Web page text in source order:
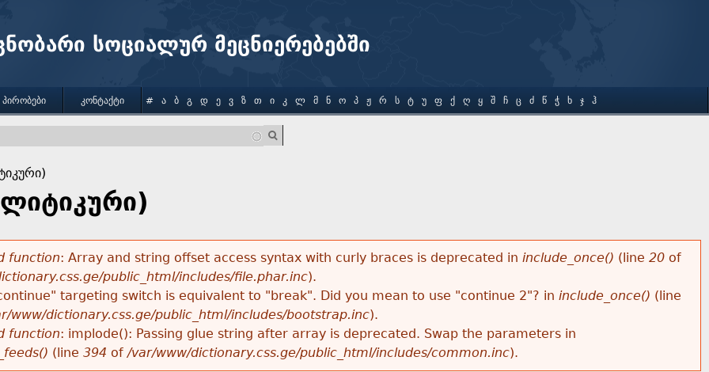
სოციალურ მეცნიერებებში
function: Array and string offset access syntax with curly braces is deprecated in include_once() (line 20of
public_html/includes/file.phar.inc).
targeting switch is equivalent to "break". Did you mean to use "continue 2"? in include_once() (line
www/dictionary.css.ge/public_html/includes/bootstrap.inc).
function: implode(): Passing glue string after array is deprecated. Swap the parameters in
(line 394 of/var/www/dictionary.css.ge/public_html/includes/common.inc).
ᲞᲘᲠᲝᲑᲔᲑᲘ ᲙᲝᲜᲢᲐᲥᲢᲘ # Ა Ბ Გ Დ Ე Ვ Ზ Თ Ი Კ Ლ Მ Ნ Ო Პ Ჟ Რ Ს Ტ Უ Ფ Ქ Ღ Ყ Შ Ჩ Ც Ძ Წ Ჭ Ხ Ჯ Ჰ